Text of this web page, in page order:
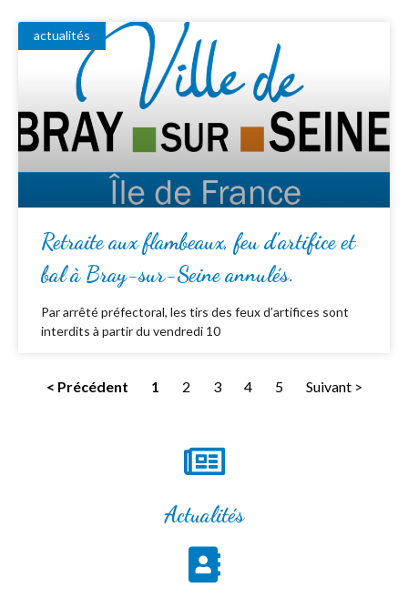
actualités
Retraite aux flambeaux, feu d’artifice et
bal à Bray-sur-Seine annulés.
Par arrêté préfectoral, les tirs des feux d’artifices sont
interdits à partir du vendredi 10
< Précédent 1 2 3 4 5 Suivant >
Actualités